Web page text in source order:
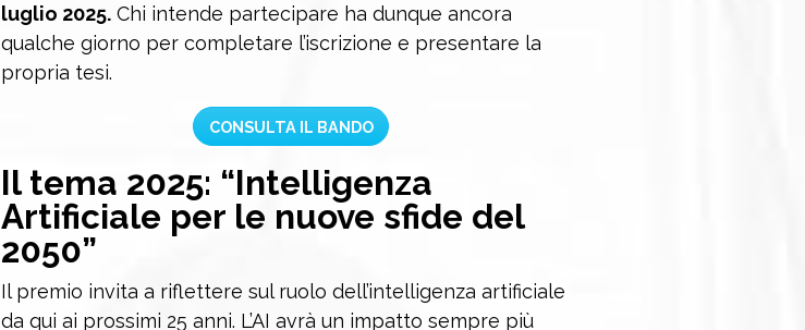
luglio 2025.Chi intende partecipare ha dunque ancora
qualche giorno per completare l’iscrizione e presentare la
propria tesi.
CONSULTA IL BANDO
Il tema 2025: “Intelligenza
Artificiale per le nuove sfide del
2050”
Il premio invita a riflettere sul ruolo dell’intelligenza artificiale
da qui ai prossimi 25 anni. L’AI avrà un impatto sempre più